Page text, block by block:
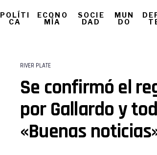
POLÍTI
CA
ECONO
MÍA
SOCIE
DAD
MUN
DO
RIVER PLATE
Se confirmó el
por Gallardo y
«Buenas